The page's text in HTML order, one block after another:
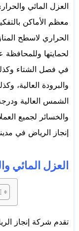
العزل المائي
معظم الأماكن
الحراري لاسطح
لحمايتها وللمحافظة
في فصل الشتاء
والبرودة العالية،
الشمس العالية
والخسائر لجميع
إنجاز الرياض في
العزل المائي
تقدم شركة إنجاز